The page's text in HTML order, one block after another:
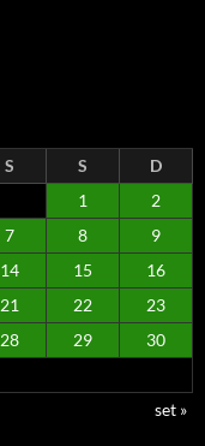
S S
D
1
2
7 8
9
14 15
16
21 22
23
28 29
30
set »